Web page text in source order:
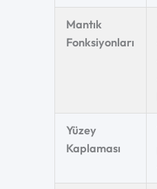
Mantık
Fonksiyonları
Yüzey
Kaplaması